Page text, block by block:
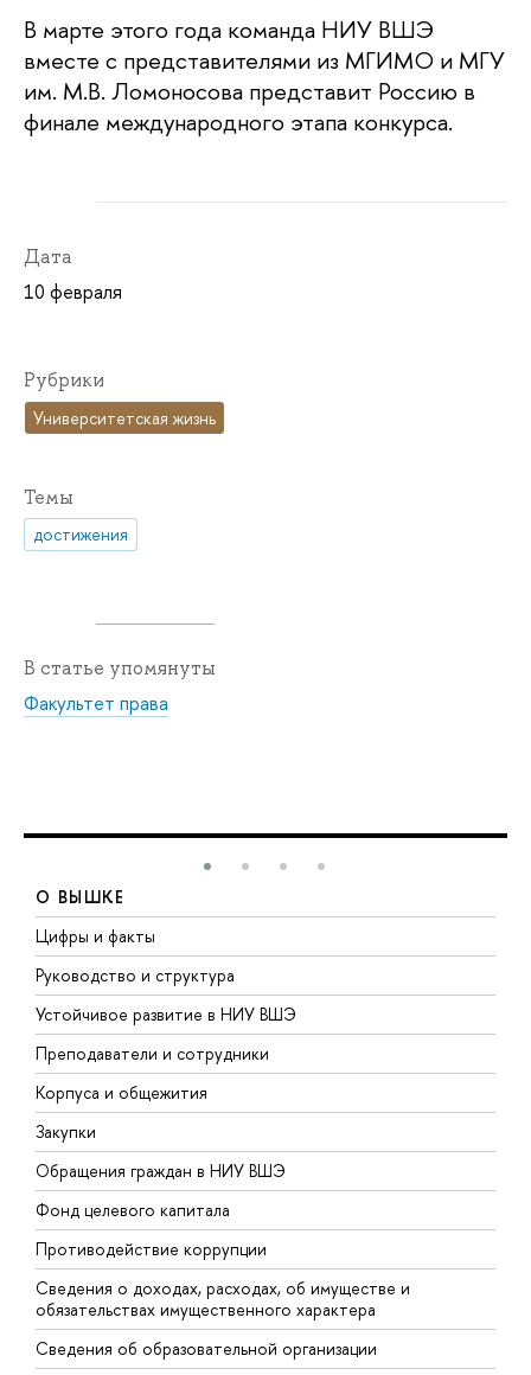
В марте этого года команда НИУ ВШЭ
вместе с представителями из МГИМО и МГУ
им. М.В. Ломоносова представит Россию в
финале международного этапа конкурса.
Дата
10 февраля
Рубрики
Университетская жизнь
Темы
достижения
В статье упомянуты
Факультет права
О ВЫШКЕ
Цифры и факты
Руководство и структура
Устойчивое развитие в НИУ ВШЭ
Преподаватели и сотрудники
Корпуса и общежития
Закупки
Обращения граждан в НИУ ВШЭ
Фонд целевого капитала
Противодействие коррупции
Сведения о доходах, расходах, об имуществе и
обязательствах имущественного характера
Сведения об образовательной организации